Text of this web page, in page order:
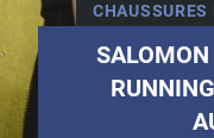
CHAUSSURES
SALOMON